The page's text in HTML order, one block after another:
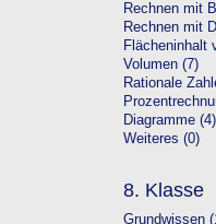
Rechnen mit
Rechnen mit
Flächeninhalt
Volumen (7)
Rationale
Diagramme (4)
Weiteres (0)
8. Klasse
Grundwissen